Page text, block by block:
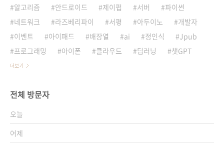
알고리즘
안드로이드 제이펍 서버
파이썬
네트워크
라즈베리파이 서평 아두이노
개발자
이벤트
아이패드 배장열 ai 정인식
Jpub
프로그래밍
아이폰 클라우드 딥러닝 챗GPT
더보기
전체 방문자
오늘
어제